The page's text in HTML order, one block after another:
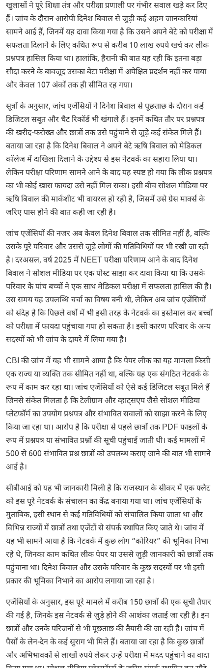
खुलासों ने पूरे शिक्षा तंत्र और परीक्षा प्रणाली पर गंभीर सवाल खड़े कर दिए
हैं। जांच के दौरान आरोपी दिनेश बिवाल से जुड़ी कई अहम जानकारियां
सामने आई हैं, जिनमें यह दावा किया गया है कि उसने अपने बेटे को परीक्षा में
सफलता दिलाने के लिए कथित रूप से करीब 10 लाख रुपये खर्च कर लीक
प्रश्नपत्र हासिल किया था। हालांकि, हैरानी की बात यह रही कि इतना बड़ा
सौदा करने के बावजूद उसका बेटा परीक्षा में अपेक्षित प्रदर्शन नहीं कर पाया
और केवल 107 अंकों तक ही सीमित रह गया।
सूत्रों के अनुसार, जांच एजेंसियों ने दिनेश बिवाल से पूछताछ के दौरान कई
डिजिटल सबूत और चैट रिकॉर्ड भी खंगाले हैं। इनमें कथित तौर पर प्रश्नपत्र
की खरीद-फरोख्त और छात्रों तक उसे पहुंचाने से जुड़े कई संकेत मिले हैं।
बताया जा रहा है कि दिनेश बिवाल ने अपने बेटे ऋषि बिवाल को मेडिकल
कॉलेज में दाखिला दिलाने के उद्देश्य से इस नेटवर्क का सहारा लिया था।
लेकिन परीक्षा परिणाम सामने आने के बाद यह स्पष्ट हो गया कि लीक प्रश्नपत्र
का भी कोई खास फायदा उसे नहीं मिल सका। इसी बीच सोशल मीडिया पर
ऋषि बिवाल की मार्कशीट भी वायरल हो रही है, जिसमें उसे ग्रेस मार्क्स के
जरिए पास होने की बात कही जा रही है।
जांच एजेंसियों की नजर अब केवल दिनेश बिवाल तक सीमित नहीं है, बल्कि
उसके पूरे परिवार और उससे जुड़े लोगों की गतिविधियों पर भी रखी जा रही
है। दरअसल, वर्ष 2025 में NEET परीक्षा परिणाम आने के बाद दिनेश
बिवाल ने सोशल मीडिया पर एक पोस्ट साझा कर दावा किया था कि उसके
परिवार के पांच बच्चों ने एक साथ मेडिकल परीक्षा में सफलता हासिल की है।
उस समय यह उपलब्धि चर्चा का विषय बनी थी, लेकिन अब जांच एजेंसियों
को संदेह है कि पिछले वर्षों में भी इसी तरह के नेटवर्क का इस्तेमाल कर बच्चों
को परीक्षा में फायदा पहुंचाया गया हो सकता है। इसी कारण परिवार के अन्य
सदस्यों को भी जांच के दायरे में लिया गया है।
CBI की जांच में यह भी सामने आया है कि पेपर लीक का यह मामला किसी
एक राज्य या व्यक्ति तक सीमित नहीं था, बल्कि यह एक संगठित नेटवर्क के
रूप में काम कर रहा था। जांच एजेंसियों को ऐसे कई डिजिटल सबूत मिले हैं
जिनसे संकेत मिलता है कि टेलीग्राम और व्हाट्सएप जैसे सोशल मीडिया
प्लेटफॉर्म का उपयोग प्रश्नपत्र और संभावित सवालों को साझा करने के लिए
किया जा रहा था। आरोप है कि परीक्षा से पहले छात्रों तक PDF फाइलों के
रूप में प्रश्नपत्र या संभावित प्रश्नों की सूची पहुंचाई जाती थी। कई मामलों में
500 से 600 संभावित प्रश्न छात्रों को उपलब्ध कराए जाने की बात भी सामने
आई है।
सीबीआई को यह भी जानकारी मिली है कि राजस्थान के सीकर में एक फ्लैट
को इस पूरे नेटवर्क के संचालन का केंद्र बनाया गया था। जांच एजेंसियों के
मुताबिक, इसी स्थान से कई गतिविधियों को संचालित किया जाता था और
विभिन्न राज्यों में छात्रों तथा एजेंटों से संपर्क स्थापित किए जाते थे। जांच में
यह भी सामने आया है कि नेटवर्क में कुछ लोग “कोरियर” की भूमिका निभा
रहे थे, जिनका काम कथित लीक पेपर या उससे जुड़ी जानकारी को छात्रों तक
पहुंचाना था। दिनेश बिवाल और उसके परिवार के कुछ सदस्यों पर भी इसी
प्रकार की भूमिका निभाने का आरोप लगाया जा रहा है।
एजेंसियों के अनुसार, इस पूरे मामले में करीब 150 छात्रों की एक सूची तैयार
की गई है, जिनके इस नेटवर्क से जुड़े होने की आशंका जताई जा रही है। इन
छात्रों और उनके परिजनों से भी पूछताछ की तैयारी की जा रही है। जांच में
पैसों के लेन-देन के कई सुराग भी मिले हैं। बताया जा रहा है कि कुछ छात्रों
और अभिभावकों से लाखों रुपये लेकर उन्हें परीक्षा में मदद पहुंचाने का वादा